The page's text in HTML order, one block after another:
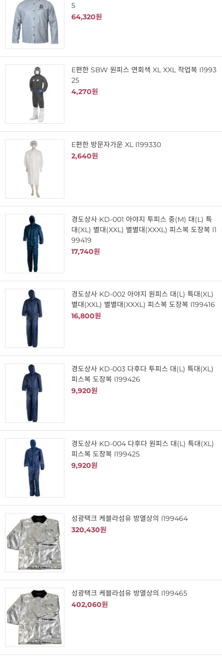
5
64,320원
E편한 SBW 원피스 연회색 XL XXL 작업복 I1993
25
4,270원
E편한 방문자가운 XL I199330
2,640원
경도상사 KD-001 아야지 투피스 중(M) 대(L) 특
대(XL) 별대(XXL) 별별대(XXXL) 피스복 도장복 I1
99419
17,740원
경도상사 KD-002 아야지 원피스 대(L) 특대(XL)
별대(XXL) 별별대(XXXL) 피스복 도장복 I199416
16,800원
경도상사 KD-003 다후다 투피스 대(L) 특대(XL)
피스복 도장복 I199426
9,920원
경도상사 KD-004 다후다 원피스 대(L) 특대(XL)
피스복 도장복 I199425
9,920원
성광택크 케블라섬유 방열상의 I199464
320,430원
성광택크 케블라섬유 방열상의 I199465
402,060원